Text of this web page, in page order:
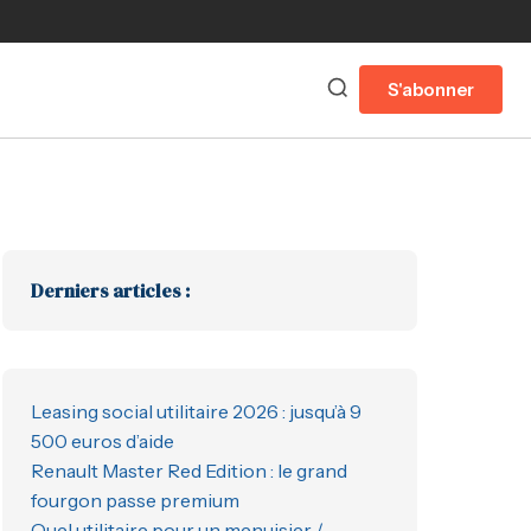
S'abonner
Derniers articles :
Leasing social utilitaire 2026 : jusqu’à 9
500 euros d’aide
Renault Master Red Edition : le grand
fourgon passe premium